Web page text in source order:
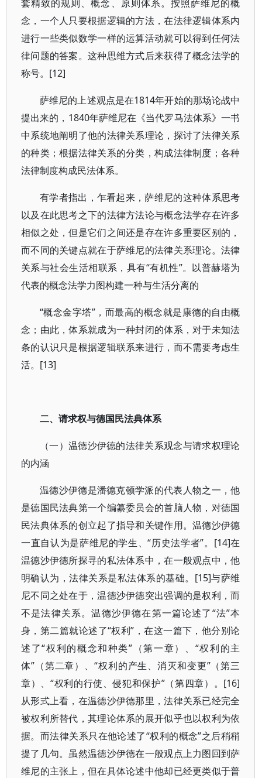
套精致的规则、概念、原则体系。按照萨维尼的概
念，一个人只要根据逻辑的方法，在法律逻辑体系内
进行一些类似数学一样的运算活动就可以得到任何法
律问题的答案。这种思维方式后来获得了概念法学的
称号。[12]
萨维尼的上述观点是在1814年开始的那场论战中
提出来的，1840年萨维尼在《当代罗马法体系》一书
中系统地阐明了他的法律关系理论，探讨了法律关系
的种类；根据法律关系的分类，构成法律制度；各种
法律制度构成民法体系。
有学者指出，乍看起来，萨维尼的这种体系思考
以及在此思考之下的法律方法论与概念法学存在许多
相似之处，但是它们之间还是存在许多重要区别的，
而不同的关键点就在于萨维尼的法律关系理论。法律
关系与社会生活相联系，具有“有机性”。以普赫塔为
代表的概念法学力图构建一种与生活分离的
“概念金字塔”，而最高的概念就是康德的自由概
念；由此，体系就成为一种封闭的体系，对于未知法
条的认识只是根据逻辑联系来进行，而不需要考虑生
活。[13]
二、请求权与德国民法典体系
（一）温德沙伊德的法律关系观念与请求权理论
的内涵
温德沙伊德是潘德克顿学派的代表人物之一，他
是德国民法典第一个编纂委员会的首脑人物，对德国
民法典体系的创立起了指导和关键作用。温德沙伊德
一直自认为是萨维尼的学生、“历史法学者”。[14]在
温德沙伊德所探寻的私法体系中，在一般观点中，他
明确认为，法律关系是私法体系的基础。[15]与萨维
尼不同之处在于，温德沙伊德突出强调的是权利，而
不是法律关系。温德沙伊德在第一篇论述了“法”本
身，第二篇就论述了“权利”，在这一篇下，他分别论
述了“权利的概念和种类”（第一章）、“权利的主
体”（第二章）、“权利的产生、消灭和变更”（第三
章）、“权利的行使、侵犯和保护”（第四章）。[16]
从形式上看，在温德沙伊德那里，法律关系已经完全
被权利所替代，其理论体系的展开似乎也以权利为依
据。而法律关系只在他论述了“权利的概念”之后稍稍
提了几句。虽然温德沙伊德在一般观点上力图回到萨
维尼的主张上，但在具体论述中他却已经更类似于普